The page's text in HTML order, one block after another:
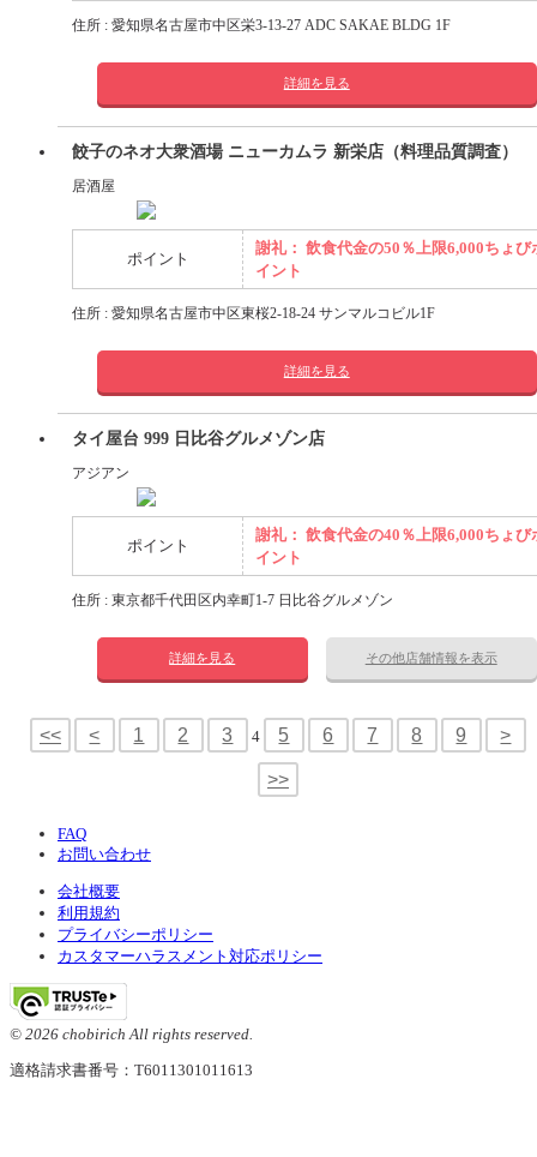
住所 : 愛知県名古屋市中区栄3-13-27 ADC SAKAE BLDG 1F
詳細を見る
餃子のネオ大衆酒場 ニューカムラ 新栄店（料理品質調査）
居酒屋
ポイント
謝礼： 飲食代金の50％上限6,000ちょび
イント
住所 : 愛知県名古屋市中区東桜2-18-24 サンマルコビル1F
詳細を見る
タイ屋台 999 日比谷グルメゾン店
アジアン
ポイント
謝礼： 飲食代金の40％上限6,000ちょび
イント
住所 : 東京都千代田区内幸町1-7 日比谷グルメゾン
詳細を見る その他店舗情報を表示
<< < 1 2 3 4 5 6 7 8 9 >
>>
FAQ
お問い合わせ
会社概要
利用規約
プライバシーポリシー
カスタマーハラスメント対応ポリシー
© 2026 chobirich All rights reserved.
適格請求書番号：T6011301011613